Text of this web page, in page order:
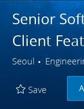
Senior
Client
City
Seoul Category
Save